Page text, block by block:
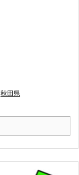
秋田県